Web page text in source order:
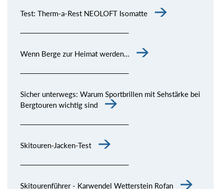
Test: Therm-a-Rest NEOLOFT Isomatte
Wenn Berge zur Heimat werden…
Sicher unterwegs: Warum Sportbrillen mit Sehstärke bei
Bergtouren wichtig sind
Skitouren-Jacken-Test
Skitourenführer - Karwendel Wetterstein Rofan